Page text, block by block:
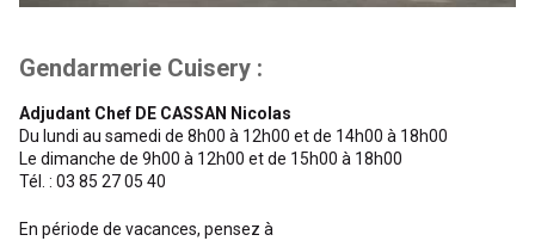
Gendarmerie Cuisery :
Adjudant Chef DE CASSAN Nicolas
Du lundi au samedi de 8h00 à 12h00 et de 14h00 à 18h00
Le dimanche de 9h00 à 12h00 et de 15h00 à 18h00
Tél. : 03 85 27 05 40
En période de vacances, pensez à